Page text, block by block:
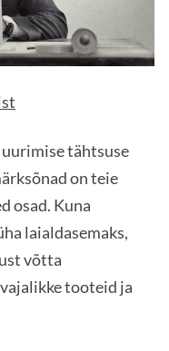
uurimise tähtsuse
on teie
osad. Kuna
laialdasemaks,
võtta
tooteid ja